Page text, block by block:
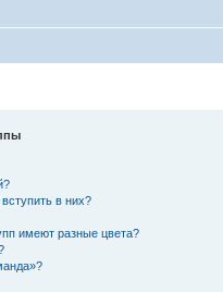
в них?
имеют разные цвета?